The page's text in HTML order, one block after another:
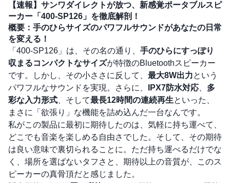
【速報】サンワダイレクトが放つ、新感覚ポータブルスピ
ーカー「400-SP126」を徹底解剖！
概要：手のひらサイズのパワフルサウンドがあなたの日常
を変える！
「400-SP126」は、その名の通り、 手のひらにすっぽり
収まるコンパクトなサイズが特徴のBluetoothスピーカー
です。しかし、その小ささに反して、 最大8W出力という
パワフルなサウンドを実現。さらに、
IPX7防水対応
多
彩な入力形式 、そして最長12時間の連続再生といった、
まさに「欲張り」な機能を詰め込んだ一台なんです。
私がこの製品に最初に期待したのは、気軽に持ち運べて、
どこでも音楽を楽しめる自由さでした。そして、その期待
は良い意味で裏切られることに。ただ持ち運べるだけでな
く、場所を選ばないタフさと、期待以上の音質が、このス
ピーカーの真骨頂だと感じました。